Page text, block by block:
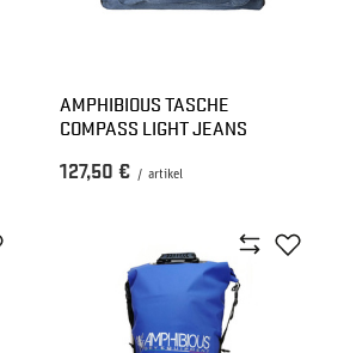
AMPHIBIOUS TASCHE
COMPASS LIGHT JEANS
127,50 € / artikel